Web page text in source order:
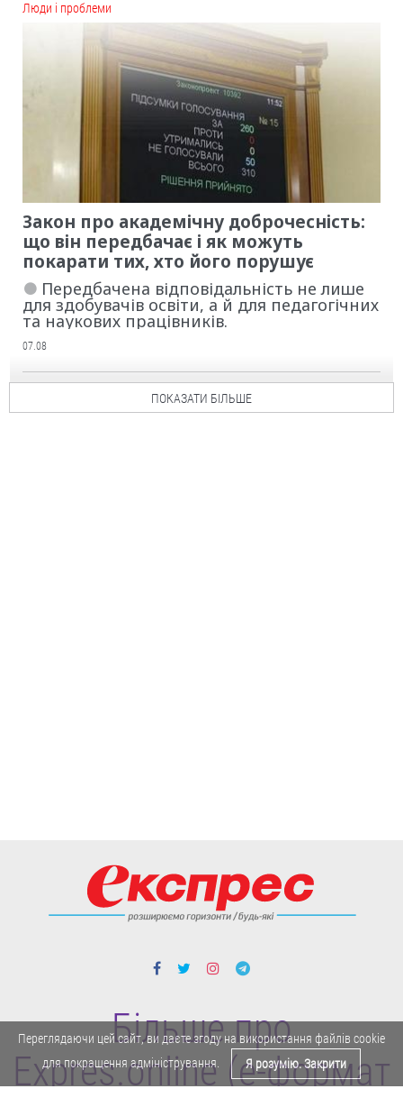
Люди і проблеми
Закон про академічну доброчесність:
що він передбачає і як можуть
покарати тих, хто його порушує
Передбачена відповідальність не лише
для здобувачів освіти, а й для педагогічних
та наукових працівників.
07.08
ПОКАЗАТИ БІЛЬШЕ
Більше про
Expres.online (e-формат
Переглядаючи цей сайт, ви даєте згоду на використання файлів cookie
для покращення адміністрування.
Я розумію. Закрити